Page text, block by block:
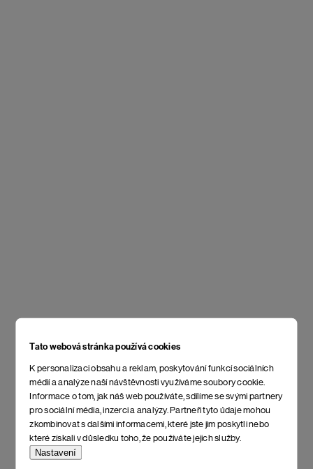
Tato webová stránka používá cookies
K personalizaci obsahu a reklam, poskytování funkcí sociálních
médií a analýze naší návštěvnosti využíváme soubory cookie.
Informace o tom, jak náš web používáte, sdílíme se svými partnery
pro sociální média, inzerci a analýzy. Partneři tyto údaje mohou
zkombinovat s dalšími informacemi, které jste jim poskytli nebo
které získali v důsledku toho, že používáte jejich služby.
Nastavení